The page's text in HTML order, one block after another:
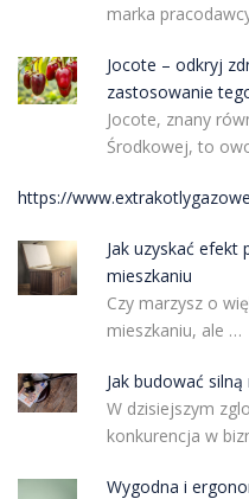
marka
Jocote – odkryj
zastosowanie
Jocote, znany
Środkowej, to
https://
Jak uzyskać efekt
mieszkaniu
Czy marzysz o
mieszkaniu, ale …
Jak budować
W dzisiejszym
konkurencja w
Wygodna i